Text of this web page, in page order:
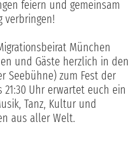
feiern und gemeinsam
verbringen!
München
und Gäste herzlich in den
Seebühne) zum Fest der
21:30 Uhr erwartet euch ein
Tanz, Kultur und
aus aller Welt.